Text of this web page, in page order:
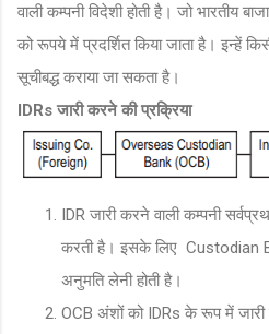
वाली कम्पनी विदेशी होती है। जो भारतीय
को रूपये में प्रदर्शित किया जाता है। इन्हें
सूचीबद्ध कराया जा सकता है।
IDRs जारी करने की प्रक्रिया
IDR जारी करने वाली कम्पनी
करती है। इसके लिए Custodian
अनुमति लेनी होती है।
OCB अंशों को IDRs के रूप में जारी